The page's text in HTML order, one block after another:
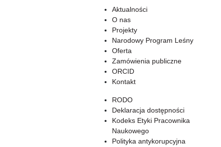
Aktualności
O nas
Projekty
Narodowy Program Leśny
Oferta
Zamówienia publiczne
ORCID
Kontakt
RODO
Deklaracja dostępności
Kodeks Etyki Pracownika
Naukowego
Polityka antykorupcyjna